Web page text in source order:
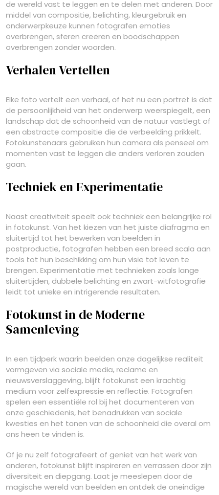
de wereld vast te leggen en te delen met anderen. Door
middel van compositie, belichting, kleurgebruik en
onderwerpkeuze kunnen fotografen emoties
overbrengen, sferen creëren en boodschappen
overbrengen zonder woorden.
Verhalen Vertellen
Elke foto vertelt een verhaal, of het nu een portret is dat
de persoonlijkheid van het onderwerp weerspiegelt, een
landschap dat de schoonheid van de natuur vastlegt of
een abstracte compositie die de verbeelding prikkelt.
Fotokunstenaars gebruiken hun camera als penseel om
momenten vast te leggen die anders verloren zouden
gaan.
Techniek en Experimentatie
Naast creativiteit speelt ook techniek een belangrijke rol
in fotokunst. Van het kiezen van het juiste diafragma en
sluitertijd tot het bewerken van beelden in
postproductie, fotografen hebben een breed scala aan
tools tot hun beschikking om hun visie tot leven te
brengen. Experimentatie met technieken zoals lange
sluitertijden, dubbele belichting en zwart-witfotografie
leidt tot unieke en intrigerende resultaten.
Fotokunst in de Moderne
Samenleving
In een tijdperk waarin beelden onze dagelijkse realiteit
vormgeven via sociale media, reclame en
nieuwsverslaggeving, blijft fotokunst een krachtig
medium voor zelfexpressie en reflectie. Fotografen
spelen een essentiële rol bij het documenteren van
onze geschiedenis, het benadrukken van sociale
kwesties en het tonen van de schoonheid die overal om
ons heen te vinden is.
Of je nu zelf fotografeert of geniet van het werk van
anderen, fotokunst blijft inspireren en verrassen door zijn
diversiteit en diepgang. Laat je meeslepen door de
magische wereld van beelden en ontdek de oneindige